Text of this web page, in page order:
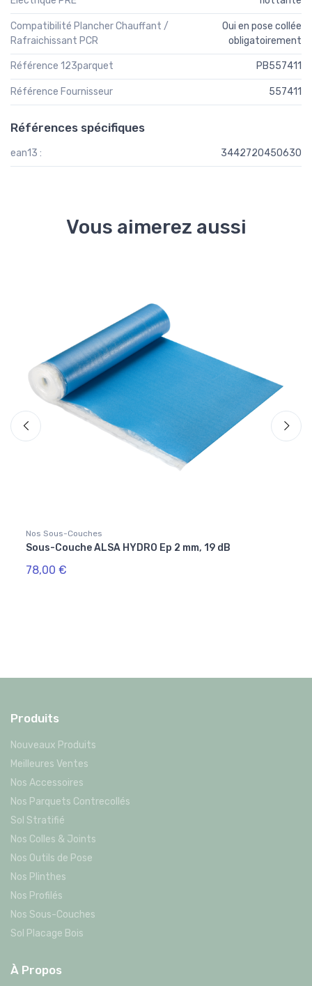
Compatibilité Plancher Chauffant /
Rafraichissant PCR
Oui en pose collée
obligatoirement
Référence 123parquet PB557411
Référence Fournisseur 557411
Références spécifiques
ean13 : 3442720450630
Vous aimerez aussi
Nos Sous-Couches
Sous-Couche ALSA HYDRO Ep 2 mm, 19 dB
78,00 €
Produits
Nouveaux Produits
Meilleures Ventes
Nos Accessoires
Nos Parquets Contrecollés
Sol Stratifié
Nos Colles & Joints
Nos Outils de Pose
Nos Plinthes
Nos Profilés
Nos Sous-Couches
Sol Placage Bois
À Propos